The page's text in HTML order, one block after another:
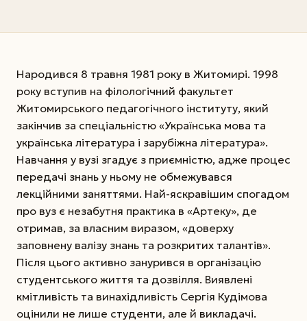
Народився 8 травня 1981 року в Житомирі. 1998
року вступив на філологічний факультет
Житомирського педагогічного інституту, який
закінчив за спеціальністю «Українська мова та
українська література і зарубіжна література».
Навчання у вузі згадує з приємністю, адже процес
передачі знань у ньому не обмежувався
лекційними заняттями. Най-яскравішим спогадом
про вуз є незабутня практика в «Артеку», де
отримав, за власним виразом, «доверху
заповнену валізу знань та розкритих талантів».
Після цього активно занурився в організацію
студентського життя та дозвілля. Виявлені
кмітливість та винахідливість Сергія Кудімова
оцінили не лише студенти, але й викладачі.